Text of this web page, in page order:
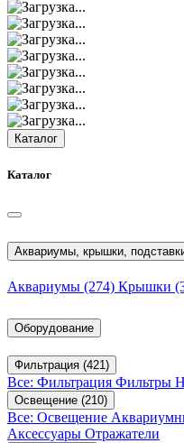
Каталог
Каталог
Аквариумы, крышки,
Аквариумы (274) Крышки
Оборудование
Фильтрация (421)
Все: Фильтрация Фильтры
Освещение (210)
Все: Освещение
Аксессуары Отражатели